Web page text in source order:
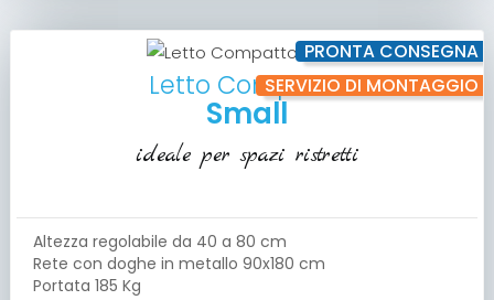
PRONTA CONSEGNA
SERVIZIO DI MONTAGGIO
Letto Compatto
Small
ideale per spazi ristretti
Altezza regolabile da 40 a 80 cm
Rete con doghe in metallo 90x180 cm
Portata 185 Kg